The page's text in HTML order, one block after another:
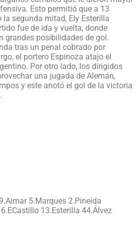
Esto permitió que a 13
segunda mitad, Ely Esterilla
fue de ida y vuelta, donde
grandes posibilidades de gol.
tras un penal cobrado por
el portero Espinoza atajo el
Por otro lado, los dirigidos
una jugada de Alemán,
y este anotó el gol de la victoria
5.Marques 2.Pineida
13.Esterilla 44.Álvez